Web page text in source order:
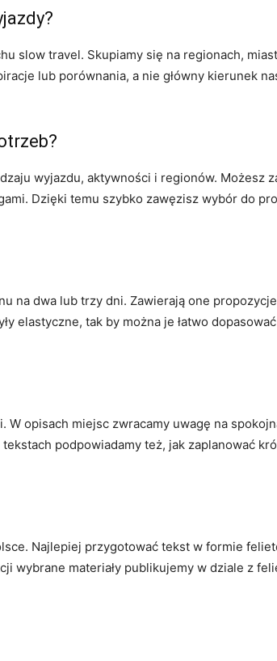
slow travel. Skupiamy się na regionach,
lub porównania, a nie główny kierunek
wyjazdu, aktywności i regionów. Możesz
Dzięki temu szybko zawęzisz wybór do
na dwa lub trzy dni. Zawierają one propozycje
elastyczne, tak by można je łatwo
opisach miejsc zwracamy uwagę na
podpowiadamy też, jak zaplanować
Najlepiej przygotować tekst w formie
wybrane materiały publikujemy w dziale z